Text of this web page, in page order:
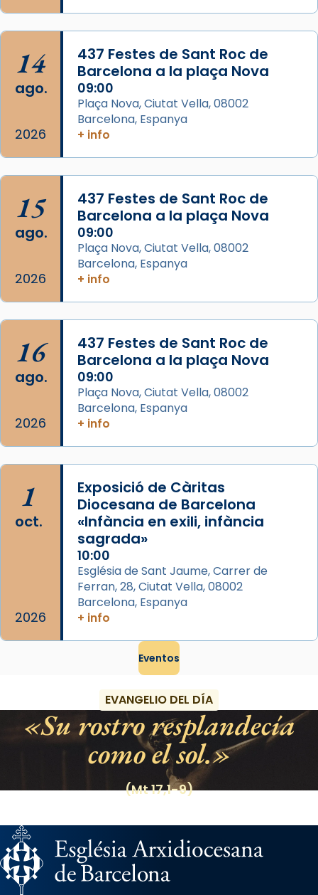
Arquebisbat de Barcelona
Jaume, fill de Zebedeu, és juntament amb el
seu germà Joan i Pere un dels que
acompanyava més de prop Jesús.
Segons el llibre dels Fets (12,2) fou el primer
apòstol màrtir, decapitat a Jerusalem per
Herodes Agripa (vers l'any 44).
Regnes castellans i més tard de tota
Espanya.
El seu sepulcre a Compostela fou un g
Foto
14
ago.
2026
437 Festes de Sant Roc de
Barcelona a la plaça Nova
09:00
Plaça Nova, Ciutat Vella, 08002
Barcelona, Espanya
+ info
15
ago.
2026
437 Festes de Sant Roc de
Barcelona a la plaça Nova
09:00
Plaça Nova, Ciutat Vella, 08002
Barcelona, Espanya
+ info
16
ago.
2026
437 Festes de Sant Roc de
Barcelona a la plaça Nova
09:00
Plaça Nova, Ciutat Vella, 08002
Barcelona, Espanya
+ info
1
oct.
2026
Exposició de Càritas
Diocesana de Barcelona
«Infància en exili, infància
sagrada»
10:00
Església de Sant Jaume, Carrer de
Ferran, 28, Ciutat Vella, 08002
Barcelona, Espanya
+ info
Eventos
EVANGELIO DEL DÍA
Su rostro resplandecía
como el sol.
(Mt 17,1-9)